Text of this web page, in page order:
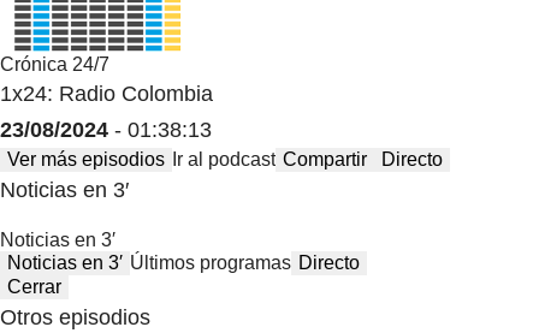
Crónica 24/7
1x24: Radio Colombia
23/08/2024 - 01:38:13
Ver más episodios Ir al podcast Compartir Directo
Noticias en 3′
Noticias en 3′
Noticias en 3′ Últimos programas Directo
Cerrar
Otros episodios